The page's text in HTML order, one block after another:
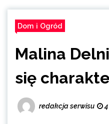
Dom i Ogród
Malina
się
redakcja serwisu